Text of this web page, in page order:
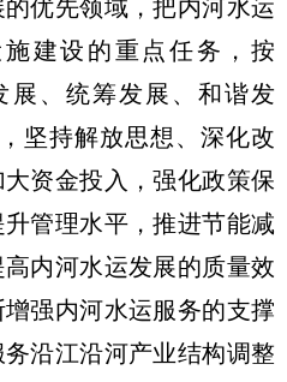
优先领域，把内河水运
建设的重点任务，按
展、统筹发展、和谐发
坚持解放思想、深化改
资金投入，强化政策保
管理水平，推进节能减
内河水运发展的质量效
强内河水运服务的支撑
沿江沿河产业结构调整